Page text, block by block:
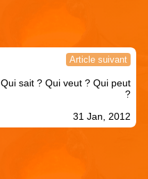
Article suivant
Qui sait ? Qui veut ? Qui peut
?
31 Jan, 2012